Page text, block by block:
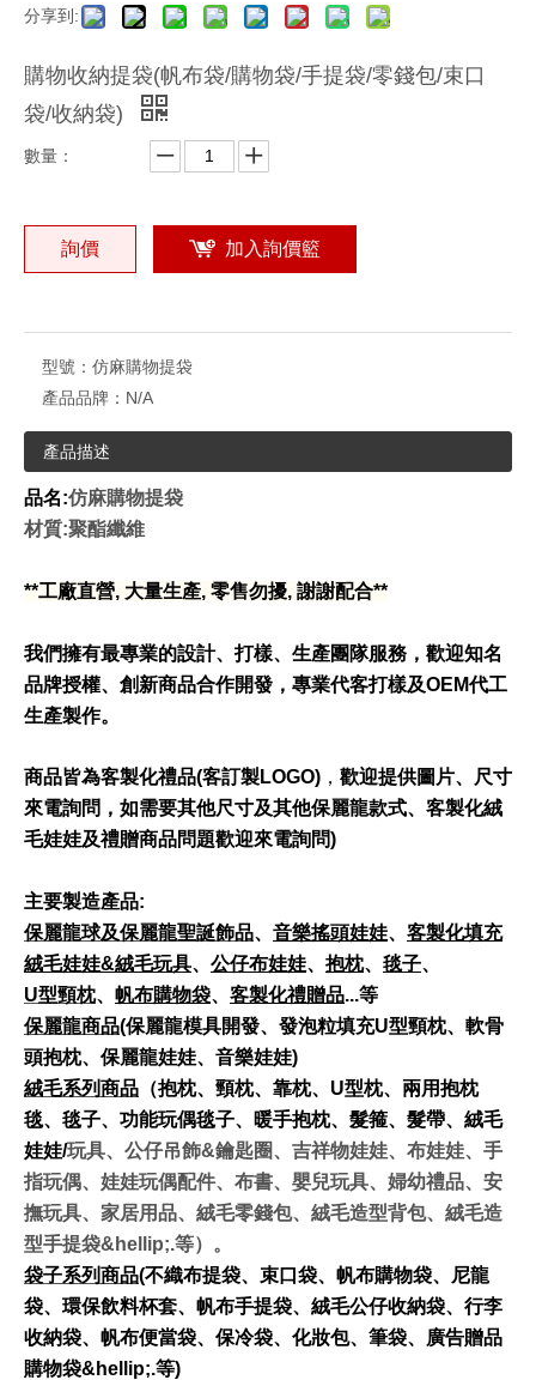
分享到:
購物收納提袋(帆布袋/購物袋/手提袋/零錢包/束口
袋/收納袋)
數量：
詢價 加入詢價籃
型號： 仿麻購物提袋
產品品牌： N/A
產品描述
品名:仿麻購物提袋
材質:聚酯纖維
**工廠直營, 大量生產, 零售勿擾, 謝謝配合**
我們擁有最專業的設計、打樣、生產團隊服務，歡迎知名
品牌授權、創新商品合作開發，專業代客打樣及OEM代工
生產製作。
商品皆為客製化禮品(客訂製LOGO) ， 歡迎提供圖片、尺寸
來電詢問，如需要其他尺寸及其他保麗龍款式、客製化絨
毛娃娃及禮贈商品問題歡迎來電詢問)
主要製造產品:
保麗龍球及保麗龍聖誕飾品、 音樂搖頭娃娃、 客製化填充
絨毛娃娃&絨毛玩具、 公仔布娃娃、 抱枕、 毯子、
U型頸枕、 帆布購物袋、 客製化禮贈品...等
保麗龍商品(保麗龍模具開發、發泡粒填充U型頸枕、軟骨
頭抱枕、保麗龍娃娃、音樂娃娃)
絨毛系列商品 （抱枕、頸枕、靠枕、U型枕、兩用抱枕
毯、毯子、功能玩偶毯子、暖手抱枕、髮箍、髮帶、絨毛
娃娃/玩具、公仔吊飾&鑰匙圈、吉祥物娃娃、布娃娃、手
指玩偶、娃娃玩偶配件、布書、嬰兒玩具、婦幼禮品、安
撫玩具、家居用品、絨毛零錢包、絨毛造型背包、絨毛造
型手提袋&hellip;.等）。
袋子系列商品(不織布提袋、束口袋、帆布購物袋、尼龍
袋、環保飲料杯套、帆布手提袋、絨毛公仔收納袋、行李
收納袋、帆布便當袋、保冷袋、化妝包、筆袋、廣告贈品
購物袋&hellip;.等)